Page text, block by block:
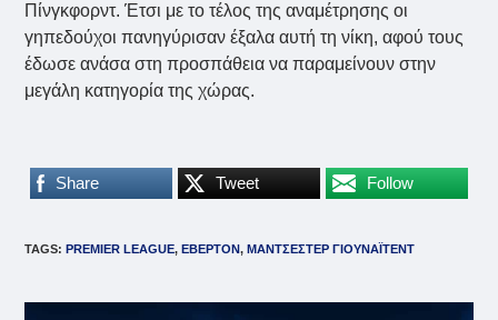
Πίνγκφορντ. Έτσι με το τέλος της αναμέτρησης οι
γηπεδούχοι πανηγύρισαν έξαλα αυτή τη νίκη, αφού τους
έδωσε ανάσα στη προσπάθεια να παραμείνουν στην
μεγάλη κατηγορία της χώρας.
Share Tweet Follow
TAGS: PREMIER LEAGUE, ΕΒΕΡΤΟΝ, ΜΑΝΤΣΕΣΤΕΡ ΓΙΟΥΝΑΪΤΕΝΤ